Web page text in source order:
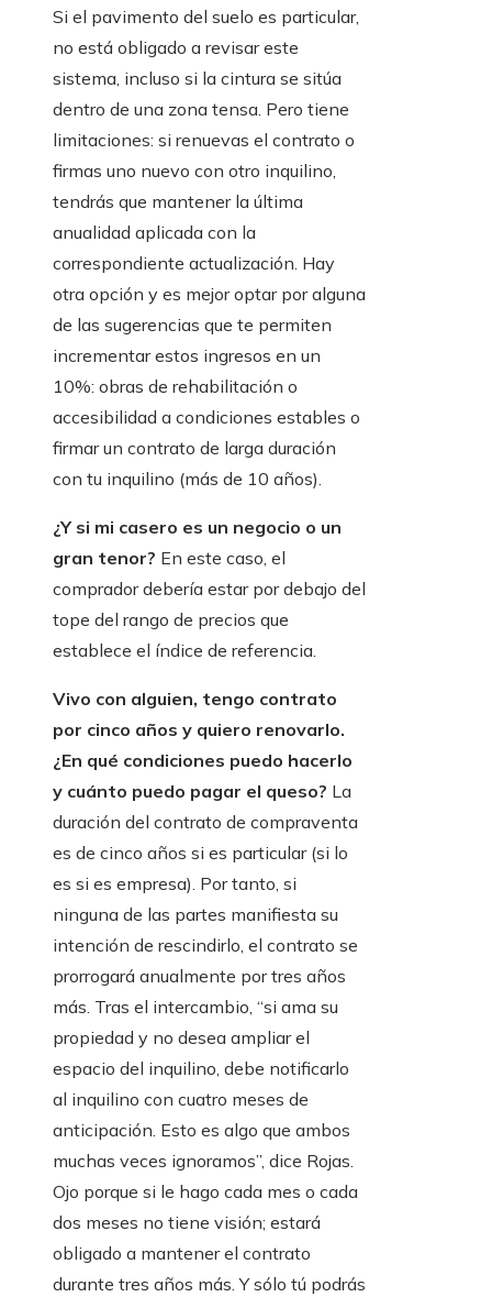
Si el pavimento del suelo es particular,
no está obligado a revisar este
sistema, incluso si la cintura se sitúa
dentro de una zona tensa. Pero tiene
limitaciones: si renuevas el contrato o
firmas uno nuevo con otro inquilino,
tendrás que mantener la última
anualidad aplicada con la
correspondiente actualización. Hay
otra opción y es mejor optar por alguna
de las sugerencias que te permiten
incrementar estos ingresos en un
10%: obras de rehabilitación o
accesibilidad a condiciones estables o
firmar un contrato de larga duración
con tu inquilino (más de 10 años).
¿Y si mi casero es un negocio o un
gran tenor? En este caso, el
comprador debería estar por debajo del
tope del rango de precios que
establece el índice de referencia.
Vivo con alguien, tengo contrato
por cinco años y quiero renovarlo.
¿En qué condiciones puedo hacerlo
y cuánto puedo pagar el queso? La
duración del contrato de compraventa
es de cinco años si es particular (si lo
es si es empresa). Por tanto, si
ninguna de las partes manifiesta su
intención de rescindirlo, el contrato se
prorrogará anualmente por tres años
más. Tras el intercambio, “si ama su
propiedad y no desea ampliar el
espacio del inquilino, debe notificarlo
al inquilino con cuatro meses de
anticipación. Esto es algo que ambos
muchas veces ignoramos”, dice Rojas.
Ojo porque si le hago cada mes o cada
dos meses no tiene visión; estará
obligado a mantener el contrato
durante tres años más. Y sólo tú podrás